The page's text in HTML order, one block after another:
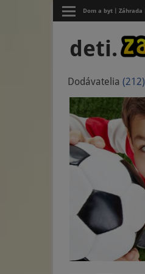
Dom a byt Záhrada
deti.
Dodávatelia (212)